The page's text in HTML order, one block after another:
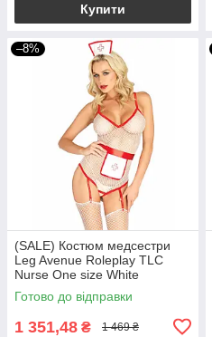
Купити
–8%
(SALE) Костюм медсестри
Leg Avenue Roleplay TLC
Nurse One size White
Готово до відправки
1 351,48 ₴ 1 469 ₴